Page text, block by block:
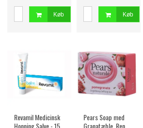
Køb Køb
Revamil Medicinsk
Honning Salve - 15
Pears Soap med
Granatæble, Ren